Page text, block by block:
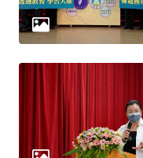
權
保
護